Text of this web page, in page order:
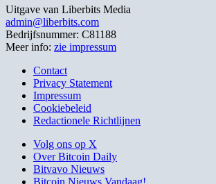
Uitgave van Liberbits Media
admin@liberbits.com
Bedrijfsnummer: C81188
Meer info: zie impressum
Contact
Privacy Statement
Impressum
Cookiebeleid
Redactionele Richtlijnen
Volg ons op X
Over Bitcoin Daily
Bitvavo Nieuws
Bitcoin Nieuws Vandaag!